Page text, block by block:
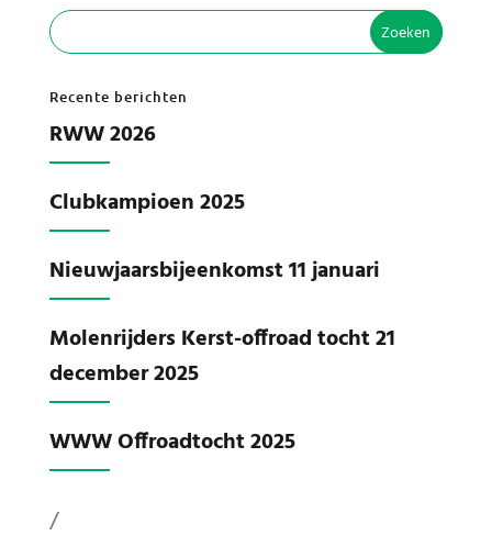
Recente berichten
RWW 2026
Clubkampioen 2025
Nieuwjaarsbijeenkomst 11 januari
Molenrijders Kerst-offroad tocht 21
december 2025
WWW Offroadtocht 2025
/